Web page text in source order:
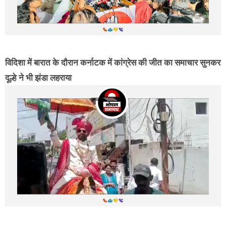
विदिशा में बारात के दौरान कर्नाटक में कांग्रेस की जीत का समाचार सुनकर
दूल्हे ने भी झंडा लहराया